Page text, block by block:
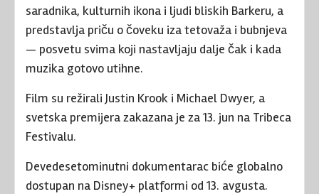
saradnika, kulturnih ikona i ljudi bliskih Barkeru, a
predstavlja priču o čoveku iza tetovaža i bubnjeva
— posvetu svima koji nastavljaju dalje čak i kada
muzika gotovo utihne.
Film su režirali Justin Krook i Michael Dwyer, a
svetska premijera zakazana je za 13. jun na Tribeca
Festivalu.
Devedesetominutni dokumentarac biće globalno
dostupan na Disney+ platformi od 13. avgusta.